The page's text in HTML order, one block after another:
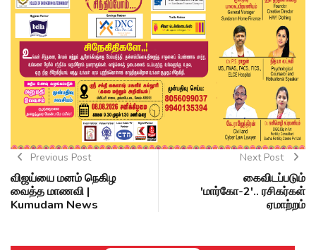
Previous Post
விஜய்யை மனம் நெகிழ
வைத்த மாணவி |
Kumudam News
Next Post
கைவிடப்படும்
'மார்கோ-2'.. ரசிகர்கள்
ஏமாற்றம்